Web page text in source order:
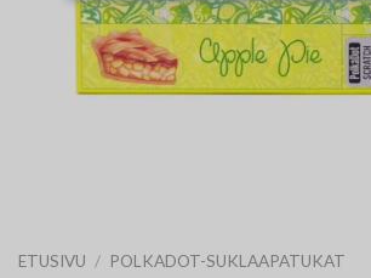
ETUSIVU / POLKADOT-SUKLAAPATUKAT